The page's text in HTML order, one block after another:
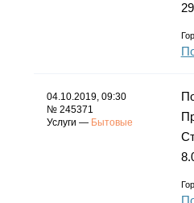
29
04.10.2019, 09:30
№ 245371
Услуги — Бытовые